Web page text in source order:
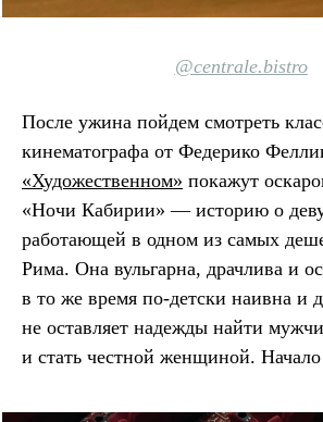
@centrale.bistro
После ужина пойдем смотреть
кинематографа от Федерико
«Художественном» покажут
«Ночи Кабирии» — историю о
работающей в одном из самых
Рима. Она вульгарна, драчлива и
в то же время по-детски наивна и
не оставляет надежды найти
и стать честной женщиной.